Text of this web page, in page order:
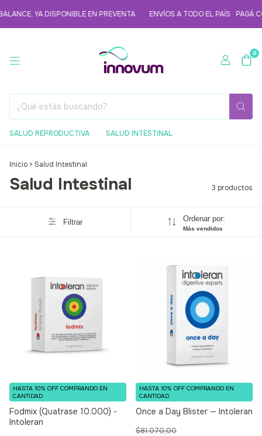
YA DISPONIBLE EN PREVENTA ENVÍOS A TODO EL PAÍS · PAGÁ
0
SALUD REPRODUCTIVA SALUD INTESTINAL
Inicio > Salud Intestinal
Salud Intestinal 3 productos
Filtrar Ordenar por:
Más vendidos
Fodmix (Quatrase 10.000) -
Intoleran
HASTA 10% OFF COMPRANDO EN
CANTIDAD
Once a Day Blister — Intoleran
$81.070,00
HASTA 10% OFF COMPRANDO EN
CANTIDAD